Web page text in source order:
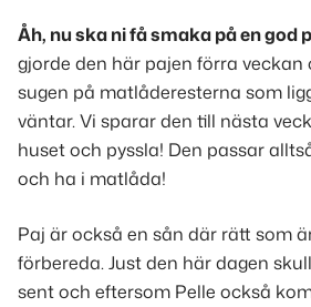
Åh, nu ska ni få smaka på en god
gjorde den här pajen förra veckan
sugen på matlåderesterna som
väntar. Vi sparar den till nästa
huset och pyssla! Den passar
och ha i matlåda!
Paj är också en sån där rätt som
förbereda. Just den här dagen
sent och eftersom Pelle också